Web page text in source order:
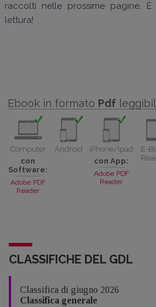
raccolti nelle prossime pagine.
lettura!
Ebook in formato Pdf
Computer
con
Software:
Adobe PDF
Reader
Android
iPhone/Ipad
con App:
Adobe PDF
Reader
E-
CLASSIFICHE DEL GDL
Classifica di giugno 2026
Classifica generale